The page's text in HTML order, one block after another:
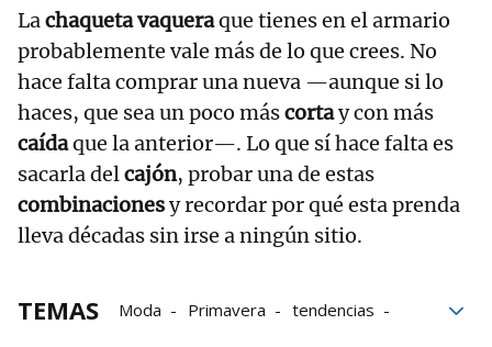
Lachaqueta vaqueraque tienes en el armario
probablemente vale más de lo que crees. No
hace falta comprar una nueva —aunque si lo
haces, que sea un poco máscortay con más
caídaque la anterior—. Lo que sí hace falta es
sacarla delcajón, probar una de estas
combinacionesy recordar por qué esta prenda
lleva décadas sin irse a ningún sitio.
TEMAS Moda Primavera
tendencias